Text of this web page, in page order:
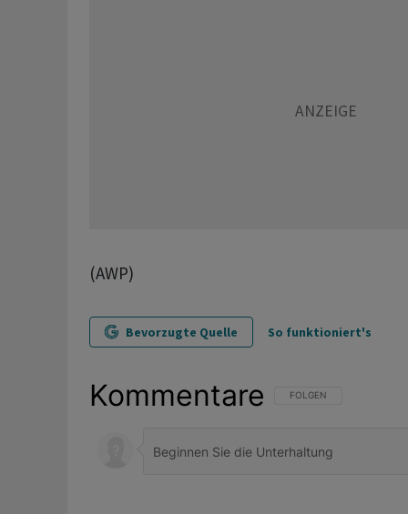
(AWP)
Bevorzugte Quelle So funktioniert's
Kommentare FOLGE DIESER
FOLGEN